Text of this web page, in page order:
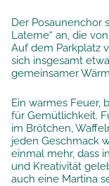
Der Posaunenchor
Laterne“ an, die
Auf dem Parkplatz
sich insgesamt
gemeinsamer
Ein warmes Feuer,
für Gemütlichkeit.
im Brötchen,
jeden Geschmack
einmal mehr, dass
und Kreativität
auch eine Martina